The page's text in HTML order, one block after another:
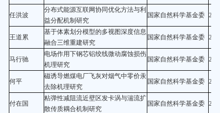
任洪波
分布式能源互联网协同优化方法与利
益分配机制研究
国家自然科学基金委 22
王道累
基于体素划分模型的多视图深度信息
融合三维重建研究
国家自然科学基金委 23.5
马行驰
电场作用下钢芯铝绞线微动腐蚀损伤
机理研究
国家自然科学基金委 23.8
何平
磁诱导燃煤电厂飞灰对烟气中零价汞
去除机理研究
国家自然科学基金委 21
付在国
粘弹性减阻流近壁区发卡涡与湍流扩
散传质耦合机制研究
国家自然科学基金委 20